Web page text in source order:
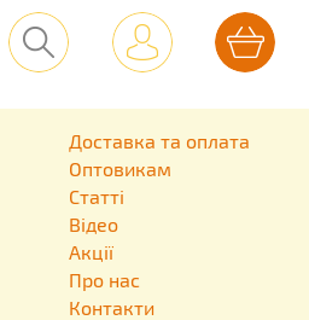
Доставка та оплата
Оптовикам
Статті
Відео
Акції
Про нас
Контакти